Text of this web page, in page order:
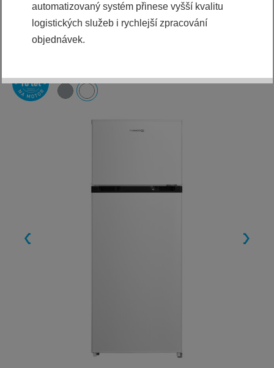
Ihned k odeslání
automatizovaný systém přinese vyšší kvalitu
logistických služeb i rychlejší zpracování
objednávek.